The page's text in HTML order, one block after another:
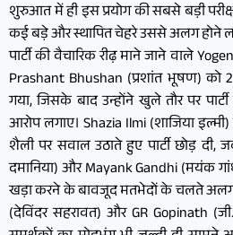
शुरुआत में ही इस प्रयोग की सबसे बड़ी
कई बड़े और स्थापित चेहरे उससे अलग होने
पार्टी की वैचारिक रीढ़ माने जाने वाले
Prashant Bhushan (प्रशांत भूषण) को
गया, जिसके बाद उन्होंने खुले तौर पर
आरोप लगाए। Shazia Ilmi (शाजिया
शैली पर सवाल उठाते हुए पार्टी छोड़
दमानिया) और Mayank Gandhi (मयंक
खड़ा करने के बावजूद मतभेदों के चलते अलग
(देविंदर सहरावत) और GR Gopinath